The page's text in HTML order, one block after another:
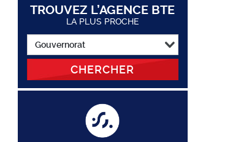
TROUVEZ L’AGENCE BTE
LA PLUS PROCHE
CHERCHER